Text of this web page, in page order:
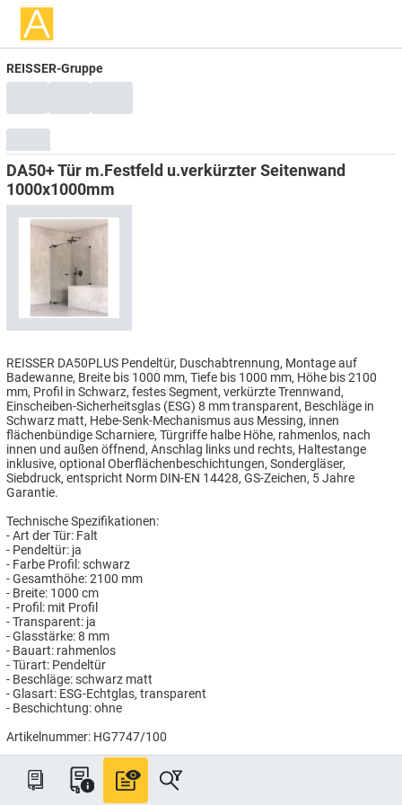
REISSER-Gruppe
DA50+ Tür m.Festfeld u.verkürzter Seitenwand
1000x1000mm
REISSER DA50PLUS Pendeltür, Duschabtrennung, Montage auf
Badewanne, Breite bis 1000 mm, Tiefe bis 1000 mm, Höhe bis 2100
mm, Profil in Schwarz, festes Segment, verkürzte Trennwand,
Einscheiben-Sicherheitsglas (ESG) 8 mm transparent, Beschläge in
Schwarz matt, Hebe-Senk-Mechanismus aus Messing, innen
flächenbündige Scharniere, Türgriffe halbe Höhe, rahmenlos, nach
innen und außen öffnend, Anschlag links und rechts, Haltestange
inklusive, optional Oberflächenbeschichtungen, Sondergläser,
Siebdruck, entspricht Norm DIN-EN 14428, GS-Zeichen, 5 Jahre
Garantie.
Technische Spezifikationen:
- Art der Tür: Falt
- Pendeltür: ja
- Farbe Profil: schwarz
- Gesamthöhe: 2100 mm
- Breite: 1000 cm
- Profil: mit Profil
- Transparent: ja
- Glasstärke: 8 mm
- Bauart: rahmenlos
- Türart: Pendeltür
- Beschläge: schwarz matt
- Glasart: ESG-Echtglas, transparent
- Beschichtung: ohne
Artikelnummer: HG7747/100